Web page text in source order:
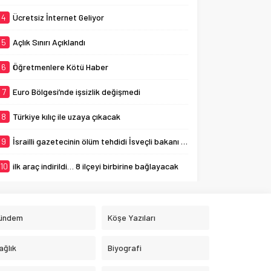
4 Ücretsiz İnternet Geliyor
5 Açlık Sınırı Açıklandı
6 Öğretmenlere Kötü Haber
7 Euro Bölgesi’nde işsizlik değişmedi
8 Türkiye kılıç ile uzaya çıkacak
9 İsrailli gazetecinin ölüm tehdidi İsveçli bakanı ağlattı
10 ilk araç indirildi… 8 ilçeyi birbirine bağlayacak
Köşe Yazıları
Biyografi